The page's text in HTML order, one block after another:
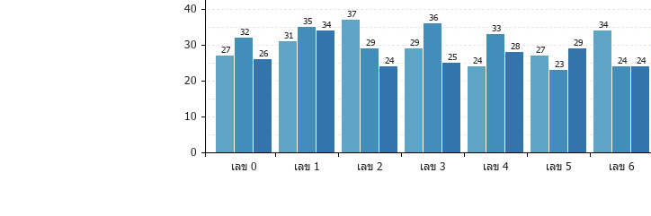
40
30
20
10
0
27
32
26
31
35 34
37
29
24
29
36
25 24
33
28
27
23
29
34
24 24
เลข 0 เลข 1 เลข 2 เลข 3 เลข 4 เลข 5 เลข 6